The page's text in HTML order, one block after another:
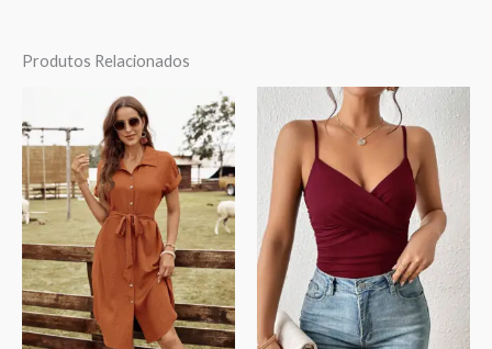
Produtos Relacionados